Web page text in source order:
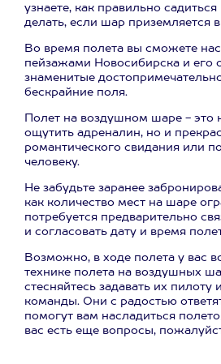
узнаете, как правильно
делать, если шар приземляется
Во время полета вы сможете
пейзажами Новосибирска и его
знаменитые
бескрайние поля.
Полет на воздушном шаре - это
ощутить адреналин, но и
романтического свидания или
человеку.
Не забудьте заранее
как количество мест на шаре
потребуется предварительно
и согласовать дату и время
Возможно, в ходе полета у вас
технике полета на воздушных
стесняйтесь задавать их
команды. Они с радостью
помогут вам насладиться
вас есть еще вопросы,